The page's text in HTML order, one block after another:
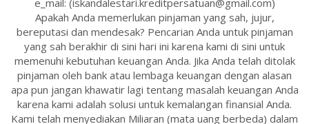
e_mail: (iskandalestari.kreditpersatuan@gmail.com)
Apakah Anda memerlukan pinjaman yang sah, jujur,
bereputasi dan mendesak? Pencarian Anda untuk pinjaman
yang sah berakhir di sini hari ini karena kami di sini untuk
memenuhi kebutuhan keuangan Anda. Jika Anda telah ditolak
pinjaman oleh bank atau lembaga keuangan dengan alasan
apa pun jangan khawatir lagi tentang masalah keuangan Anda
karena kami adalah solusi untuk kemalangan finansial Anda.
Kami telah menyediakan Miliaran (mata uang berbeda) dalam